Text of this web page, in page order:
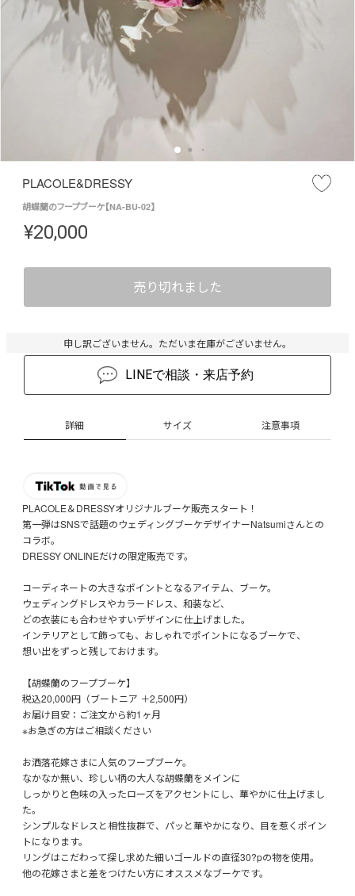
PLACOLE&DRESSY
胡蝶蘭のフープブーケ【NA-BU-02】
¥20,000
売り切れました
申し訳ございません。ただいま在庫がございません。
LINEで相談・来店予約
詳細 サイズ 注意事項
PLACOLE＆DRESSYオリジナルブーケ販売スタート！
第一弾はSNSで話題のウェディングブーケデザイナーNatsumiさんとの
コラボ。
DRESSY ONLINEだけの限定販売です。
コーディネートの大きなポイントとなるアイテム、ブーケ。
ウェディングドレスやカラードレス、和装など、
どの衣装にも合わせやすいデザインに仕上げました。
インテリアとして飾っても、おしゃれでポイントになるブーケで、
想い出をずっと残しておけます。
【胡蝶蘭のフープブーケ】
税込20,000円（ブートニア ＋2,500円）
お届け目安：ご注文から約1ヶ月
※お急ぎの方はご相談ください
お洒落花嫁さまに人気のフープブーケ。
なかなか無い、珍しい柄の大人な胡蝶蘭をメインに
しっかりと色味の入ったローズをアクセントにし、華やかに仕上げまし
た。
シンプルなドレスと相性抜群で、パッと華やかになり、目を惹くポイン
トになります。
リングはこだわって探し求めた細いゴールドの直径30?pの物を使用。
他の花嫁さまと差をつけたい方にオススメなブーケです。